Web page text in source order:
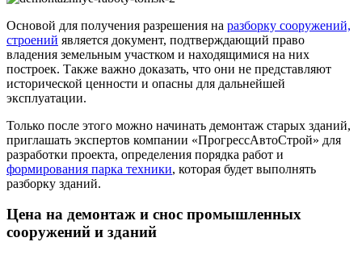
Основой для получения разрешения на разборку сооружений,
строений является документ, подтверждающий право
владения земельным участком и находящимися на них
построек. Также важно доказать, что они не представляют
исторической ценности и опасны для дальнейшей
эксплуатации.
Только после этого можно начинать демонтаж старых зданий,
приглашать экспертов компании «ПрогрессАвтоСтрой» для
разработки проекта, определения порядка работ и
формирования парка техники, которая будет выполнять
разборку зданий.
Цена на демонтаж и снос промышленных
сооружений и зданий